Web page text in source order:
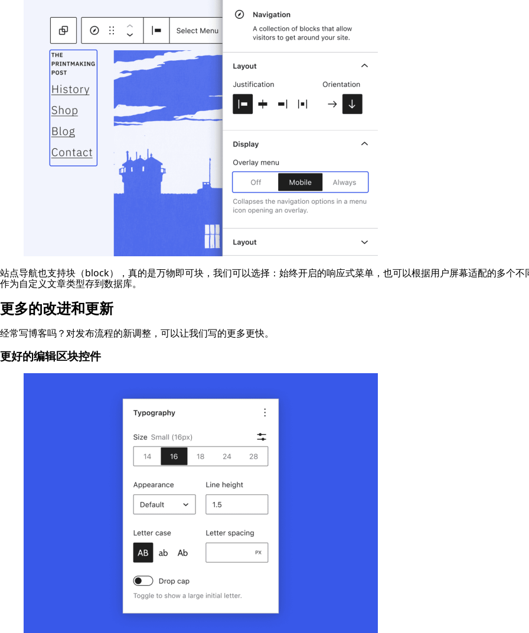
站点导航也支持块（block），真的是万物即可块，我们可以选择： 始终开启的响应式菜单，也可以根据用户屏幕适配的多个
作为自定义文章类型存到数据库。
更多的改进和更新
经常写博客吗？对发布流程的新调整，可以让我们写的更多更快。
更好的编辑区块控件